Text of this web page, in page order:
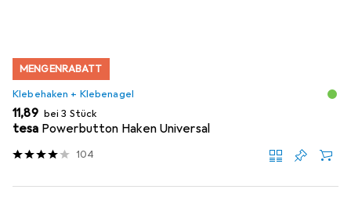
MENGENRABATT
Klebehaken + Klebenagel
EUR
11,89 bei 3 Stück
tesa Powerbutton Haken Universal
104